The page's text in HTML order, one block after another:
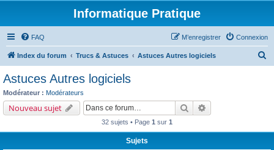
Informatique Pratique
FAQ Connexion
M’enregistrer
Index du forum Trucs & Astuces Astuces Autres logiciels
Astuces Autres logiciels
Modérateur : Modérateurs
Nouveau sujet Rechercher
32 sujets • Page 1 sur 1
Sujets